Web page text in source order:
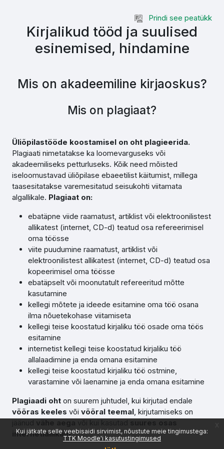
Kui jätkate selle veebisaidi sirvimist, nõustute meie tingimustega:
TTK Moodle'i kasutustingimused
Prindi see peatükk
Kirjalikud tööd ja suulised
esinemised, hindamine
Mis on akadeemiline kirjaoskus?
Mis on plagiaat?
Üliõpilastööde koostamisel on oht plagieerida.
Plagiaati nimetatakse ka loomevarguseks või
akadeemiliseks petturluseks. Kõik need mõisted
iseloomustavad üliõpilase ebaeetilist käitumist, millega
taasesitatakse varemesitatud seisukohti viitamata
algallikale. Plagiaat on:
ebatäpne viide raamatust, artiklist või elektroonilistest
allikatest (internet, CD-d) teatud osa refereerimisel
oma töösse
viite puudumine raamatust, artiklist või
elektroonilistest allikatest (internet, CD-d) teatud osa
kopeerimisel oma töösse
ebatäpselt või moonutatult refereeritud mõtte
kasutamine
kellegi mõtete ja ideede esitamine oma töö osana
ilma nõuetekohase viitamiseta
kellegi teise koostatud kirjaliku töö osade oma töös
esitamine
internetist kellegi teise koostatud kirjaliku töö
allalaadimine ja enda omana esitamine
kellegi teise koostatud kirjaliku töö ostmine,
varastamine või laenamine ja enda omana esitamine
Plagiaadi oht on suurem juhtudel, kui kirjutad endale
võõras keeles või võõral teemal, kirjutamiseks on
internetiallikaid.